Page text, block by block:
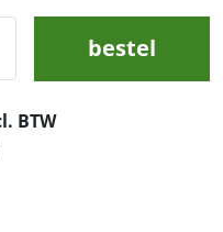
bestel
BTW